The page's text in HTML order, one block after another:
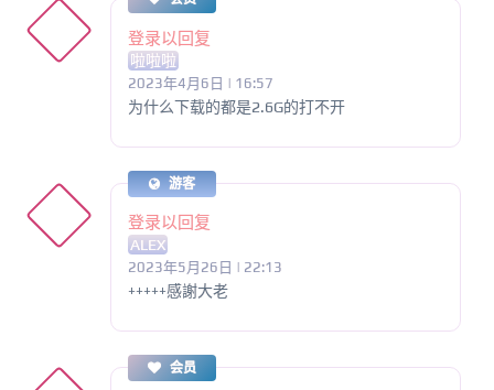
登录以回复
啦啦啦
2023年4月6日 | 16:57
为什么下载的都是2.6G的打不开
游客
登录以回复
ALEX
2023年5月26日 | 22:13
+++++感謝大老
会员